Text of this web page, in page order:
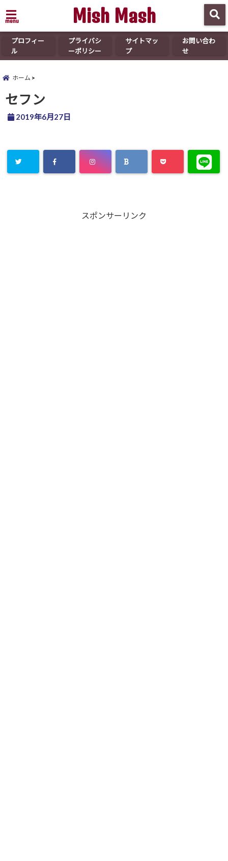
menu Mish Mash
プロフィー
ル
プライバシ
ーポリシー
サイトマッ
プ
お問い合わ
せ
ホーム
セフン
2019年6月27日
スポンサーリンク